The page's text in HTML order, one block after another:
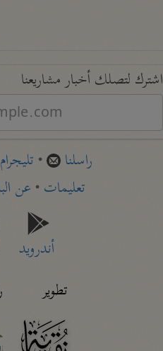
اشترك لتصلك أخبار مشاريعنا
راسلنا • تليجرام
تعليمات• عن
أندرويد
تطوير